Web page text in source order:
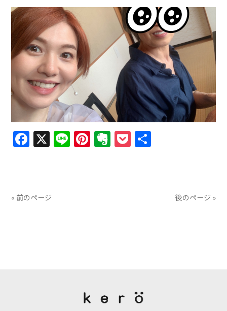
Facebook
X LinePinterest
Evernote
Pocket
« 前のページ 後のページ »